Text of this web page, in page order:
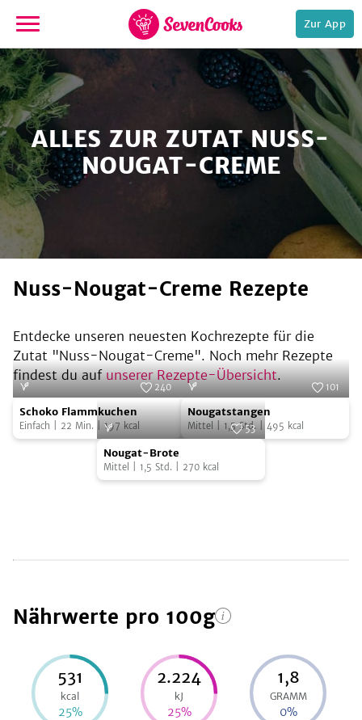
zur
Startseite
Zur App
ALLES ZUR ZUTAT NUSS-
NOUGAT-CREME
Nuss-Nougat-Creme Rezepte
Entdecke unseren neuesten Kochrezepte für die
Zutat "Nuss-Nougat-Creme". Noch mehr Rezepte
findest du auf unserer Rezepte-Übersicht.
Schoko
Flammkuchen
Foto:SevenCooks
240
Schoko Flammkuchen
Einfach 22 Min. 197 kcal
Nougatstangen
101
Nougatstangen
Mittel 1,5 Std. 495 kcal
Nougat-
Brote
53
Nougat-Brote
Mittel 1,5 Std. 270 kcal
Nährwerte pro 100g
531
kcal
25%
2.224
kJ
25%
1,8
GRAMM
0%